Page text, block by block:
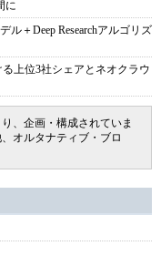
に
＋Deep Researchアルゴリズ
上位3社シェアとネオクラウ
、企画・構成されていま
オルタナティブ・ブロ